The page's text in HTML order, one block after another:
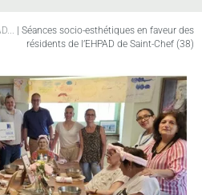
| Séances socio-esthétiques en faveur des
résidents de l’EHPAD de Saint-Chef (38)